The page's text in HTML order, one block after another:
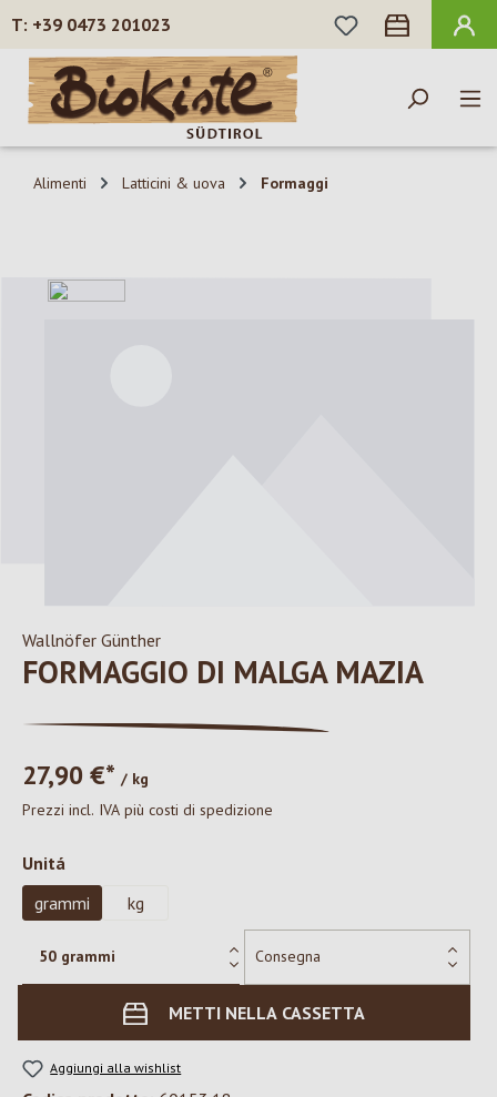
Passa al contenuto principale
+39 0473 201023
HAI 0 ARTICOLI
Alimenti Latticini & uova Formaggi
Salta la galleria di immagini
Wallnöfer Günther
FORMAGGIO DI MALGA MAZIA
27,90 €* / kg
Prezzi incl. IVA più costi di spedizione
Seleziona
Unitá
grammi
kg
METTI NELLA CASSETTA
Aggiungi alla wishlist